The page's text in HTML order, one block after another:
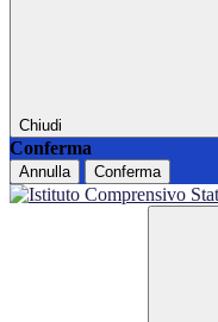
Chiudi
Conferma
Annulla Conferma